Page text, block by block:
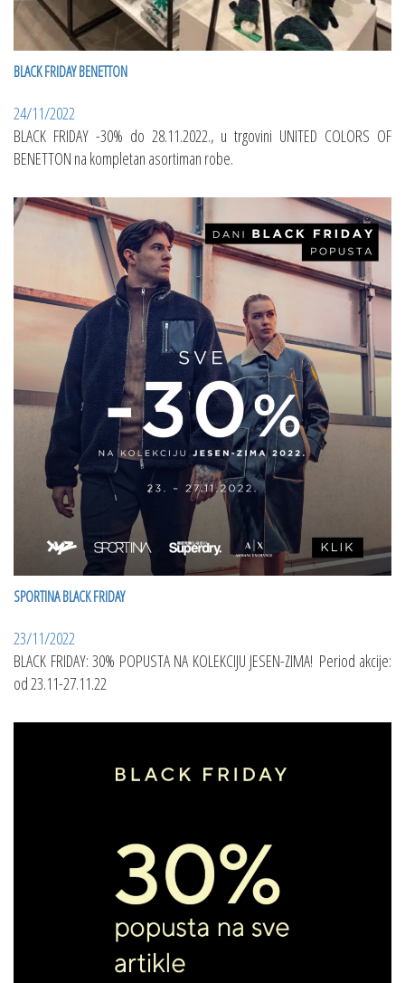
BLACK FRIDAY BENETTON
24/11/2022
BLACK FRIDAY -30% do 28.11.2022., u trgovini UNITED COLORS OF
BENETTON na kompletan asortiman robe.
SPORTINA BLACK FRIDAY
23/11/2022
BLACK FRIDAY: 30% POPUSTA NA KOLEKCIJU JESEN-ZIMA! Period akcije:
od 23.11-27.11.22